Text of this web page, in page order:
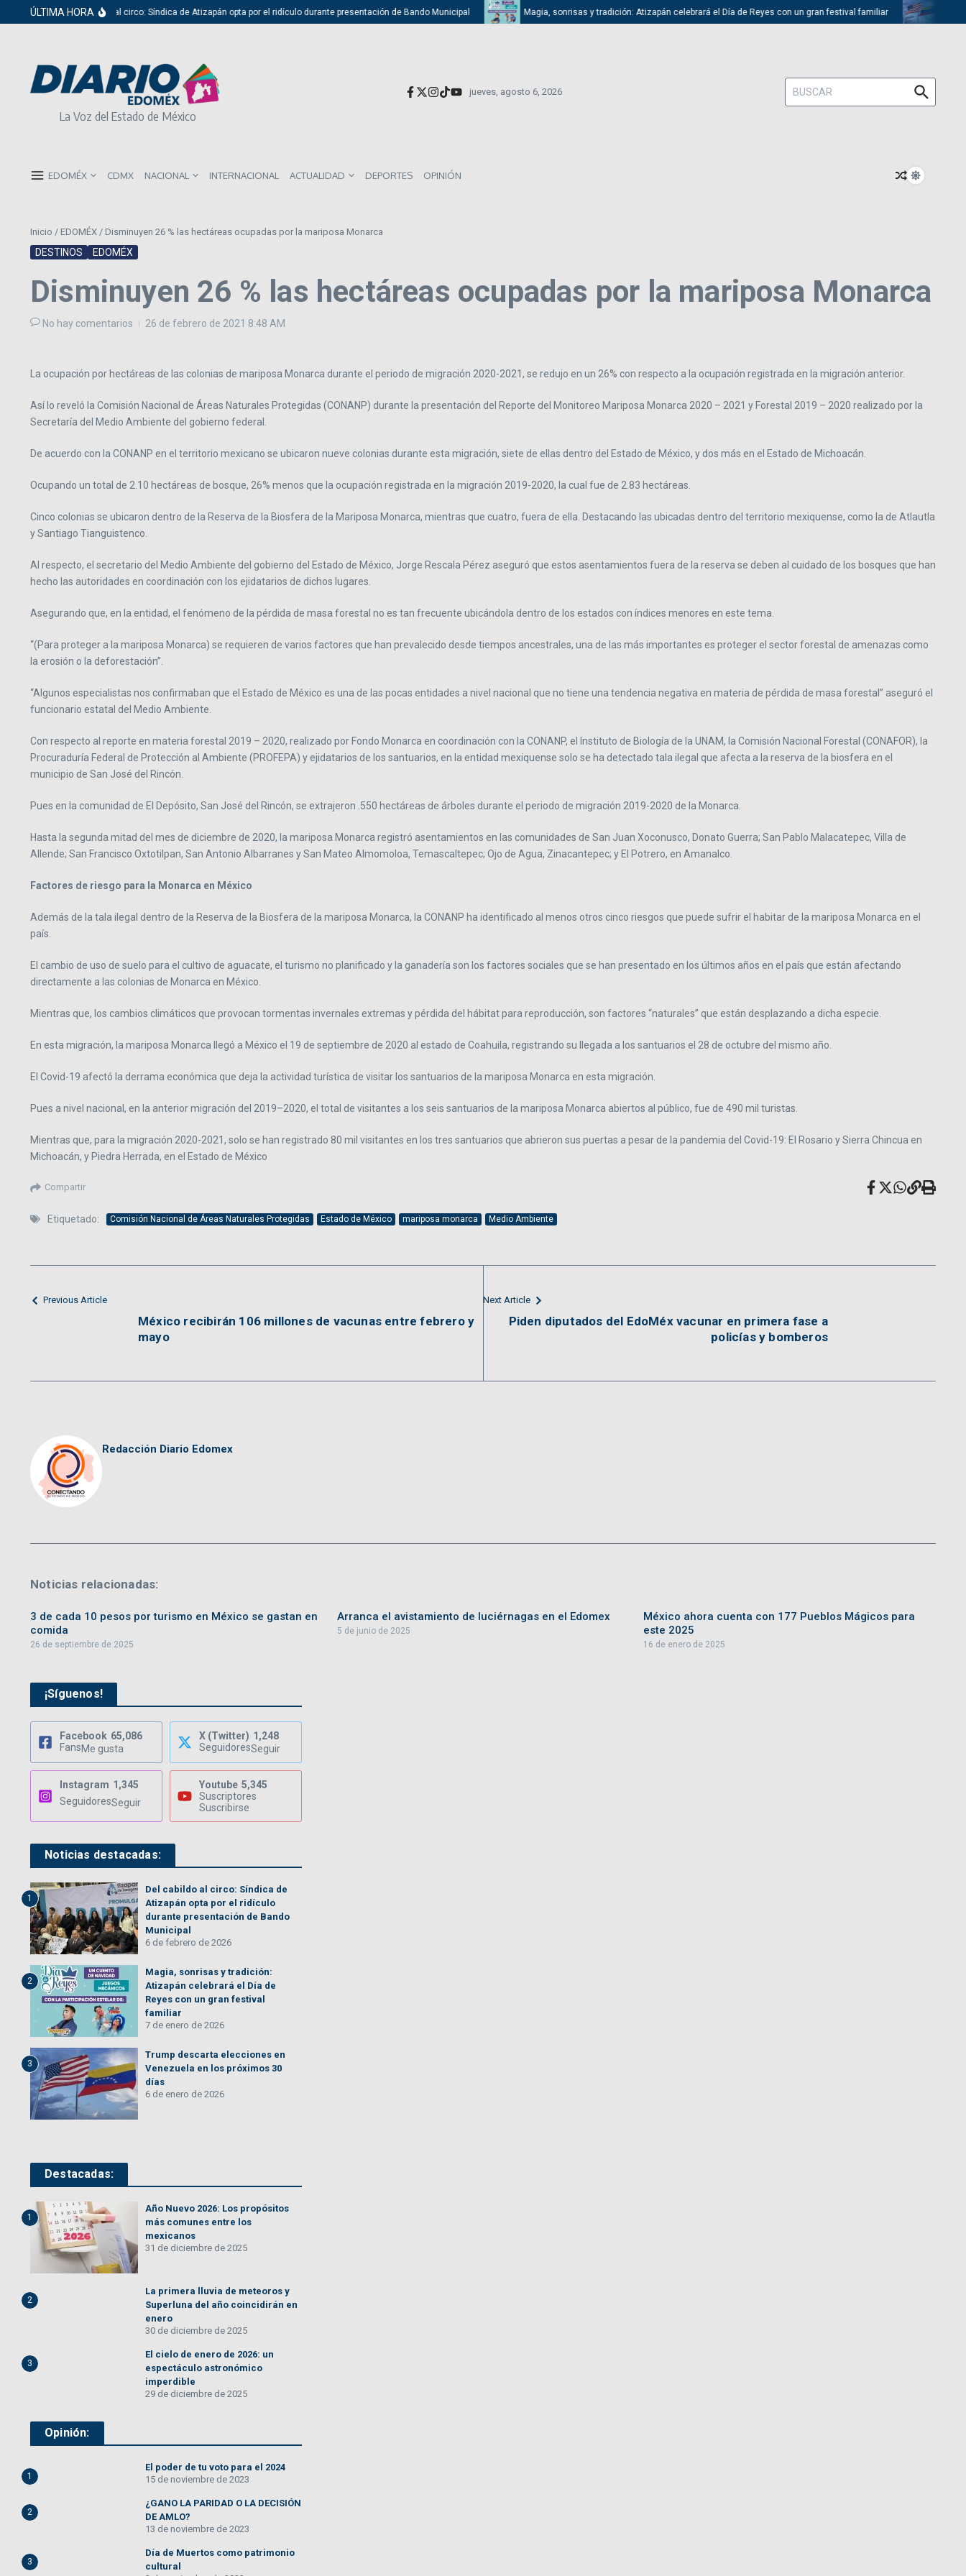
Saltar al contenido
ÚLTIMA HORA
Del cabildo al circo: Síndica de Atizapán opta por el ridículo durante presentación de Bando Municipal Magia, sonrisas y tradición: Atizapán celebrará el Día de Reyes con un gran festival familiar Trump
La Voz del Estado de México
jueves, agosto 6, 2026
Buscar:
EDOMÉX CDMX NACIONAL INTERNACIONAL ACTUALIDAD DEPORTES OPINIÓN
Inicio / EDOMÉX / Disminuyen 26 % las hectáreas ocupadas por la mariposa Monarca
DESTINOS EDOMÉX
Disminuyen 26 % las hectáreas ocupadas por la mariposa Monarca
No hay comentarios 26 de febrero de 2021 8:48 AM
La ocupación por hectáreas de las colonias de mariposa Monarca durante el periodo de migración 2020-2021, se redujo en un 26% con respecto a la ocupación registrada en la migración anterior.
Así lo reveló la Comisión Nacional de Áreas Naturales Protegidas (CONANP) durante la presentación del Reporte del Monitoreo Mariposa Monarca 2020 – 2021 y Forestal 2019 – 2020 realizado por la
Secretaría del Medio Ambiente del gobierno federal.
De acuerdo con la CONANP en el territorio mexicano se ubicaron nueve colonias durante esta migración, siete de ellas dentro del Estado de México, y dos más en el Estado de Michoacán.
Ocupando un total de 2.10 hectáreas de bosque, 26% menos que la ocupación registrada en la migración 2019-2020, la cual fue de 2.83 hectáreas.
Cinco colonias se ubicaron dentro de la Reserva de la Biosfera de la Mariposa Monarca, mientras que cuatro, fuera de ella. Destacando las ubicadas dentro del territorio mexiquense, como la de Atlautla
y Santiago Tianguistenco.
Al respecto, el secretario del Medio Ambiente del gobierno del Estado de México, Jorge Rescala Pérez aseguró que estos asentamientos fuera de la reserva se deben al cuidado de los bosques que han
hecho las autoridades en coordinación con los ejidatarios de dichos lugares.
Asegurando que, en la entidad, el fenómeno de la pérdida de masa forestal no es tan frecuente ubicándola dentro de los estados con índices menores en este tema.
“(Para proteger a la mariposa Monarca) se requieren de varios factores que han prevalecido desde tiempos ancestrales, una de las más importantes es proteger el sector forestal de amenazas como
la erosión o la deforestación”.
“Algunos especialistas nos confirmaban que el Estado de México es una de las pocas entidades a nivel nacional que no tiene una tendencia negativa en materia de pérdida de masa forestal” aseguró el
funcionario estatal del Medio Ambiente.
Con respecto al reporte en materia forestal 2019 – 2020, realizado por Fondo Monarca en coordinación con la CONANP, el Instituto de Biología de la UNAM, la Comisión Nacional Forestal (CONAFOR), la
Procuraduría Federal de Protección al Ambiente (PROFEPA) y ejidatarios de los santuarios, en la entidad mexiquense solo se ha detectado tala ilegal que afecta a la reserva de la biosfera en el
municipio de San José del Rincón.
Pues en la comunidad de El Depósito, San José del Rincón, se extrajeron .550 hectáreas de árboles durante el periodo de migración 2019-2020 de la Monarca.
Hasta la segunda mitad del mes de diciembre de 2020, la mariposa Monarca registró asentamientos en las comunidades de San Juan Xoconusco, Donato Guerra; San Pablo Malacatepec, Villa de
Allende; San Francisco Oxtotilpan, San Antonio Albarranes y San Mateo Almomoloa, Temascaltepec; Ojo de Agua, Zinacantepec; y El Potrero, en Amanalco.
Factores de riesgo para la Monarca en México
Además de la tala ilegal dentro de la Reserva de la Biosfera de la mariposa Monarca, la CONANP ha identificado al menos otros cinco riesgos que puede sufrir el habitar de la mariposa Monarca en el
país.
El cambio de uso de suelo para el cultivo de aguacate, el turismo no planificado y la ganadería son los factores sociales que se han presentado en los últimos años en el país que están afectando
directamente a las colonias de Monarca en México.
Mientras que, los cambios climáticos que provocan tormentas invernales extremas y pérdida del hábitat para reproducción, son factores “naturales” que están desplazando a dicha especie.
En esta migración, la mariposa Monarca llegó a México el 19 de septiembre de 2020 al estado de Coahuila, registrando su llegada a los santuarios el 28 de octubre del mismo año.
El Covid-19 afectó la derrama económica que deja la actividad turística de visitar los santuarios de la mariposa Monarca en esta migración.
Pues a nivel nacional, en la anterior migración del 2019–2020, el total de visitantes a los seis santuarios de la mariposa Monarca abiertos al público, fue de 490 mil turistas.
Mientras que, para la migración 2020-2021, solo se han registrado 80 mil visitantes en los tres santuarios que abrieron sus puertas a pesar de la pandemia del Covid-19: El Rosario y Sierra Chincua en
Michoacán, y Piedra Herrada, en el Estado de México
Compartir
Etiquetado: Comisión Nacional de Áreas Naturales Protegidas Estado de México mariposa monarca Medio Ambiente
Previous Article
México recibirán 106 millones de vacunas entre febrero y
mayo
Next Article
Piden diputados del EdoMéx vacunar en primera fase a
policías y bomberos
Redacción Diario Edomex
Noticias relacionadas:
3 de cada 10 pesos por turismo en México se gastan en
comida
26 de septiembre de 2025
Arranca el avistamiento de luciérnagas en el Edomex
5 de junio de 2025
México ahora cuenta con 177 Pueblos Mágicos para
este 2025
16 de enero de 2025
¡Síguenos!
Facebook 65,086
FansMe gusta
X (Twitter) 1,248
SeguidoresSeguir
Instagram 1,345
SeguidoresSeguir
Youtube 5,345
Suscriptores
Suscribirse
Noticias destacadas:
1
Del cabildo al circo: Síndica de
Atizapán opta por el ridículo
durante presentación de Bando
Municipal
6 de febrero de 2026
2
Magia, sonrisas y tradición:
Atizapán celebrará el Día de
Reyes con un gran festival
familiar
7 de enero de 2026
3
Trump descarta elecciones en
Venezuela en los próximos 30
días
6 de enero de 2026
Destacadas:
1
Año Nuevo 2026: Los propósitos
más comunes entre los
mexicanos
31 de diciembre de 2025
2
La primera lluvia de meteoros y
Superluna del año coincidirán en
enero
30 de diciembre de 2025
3
El cielo de enero de 2026: un
espectáculo astronómico
imperdible
29 de diciembre de 2025
Opinión:
1
El poder de tu voto para el 2024
15 de noviembre de 2023
2
¿GANO LA PARIDAD O LA DECISIÓN
DE AMLO?
13 de noviembre de 2023
3
Día de Muertos como patrimonio
cultural